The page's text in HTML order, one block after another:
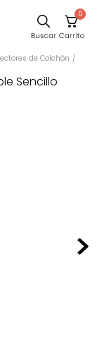
0
de Colchón
Sencillo